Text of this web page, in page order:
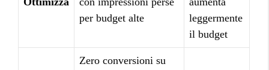
per budget alte
leggermente
il budget
Zero conversioni su